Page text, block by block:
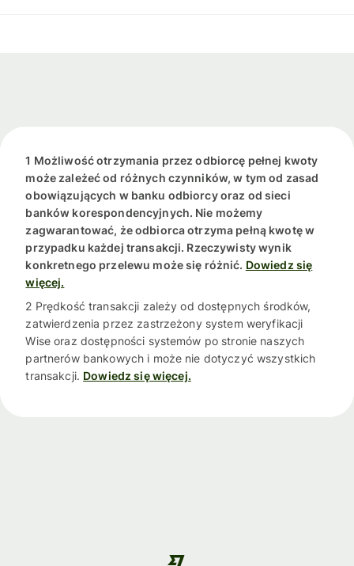
1 Możliwość otrzymania przez odbiorcę pełnej kwoty
może zależeć od różnych czynników, w tym od zasad
obowiązujących w banku odbiorcy oraz od sieci
banków korespondencyjnych. Nie możemy
zagwarantować, że odbiorca otrzyma pełną kwotę w
przypadku każdej transakcji. Rzeczywisty wynik
konkretnego przelewu może się różnić. Dowiedz się
więcej.
2 Prędkość transakcji zależy od dostępnych środków,
zatwierdzenia przez zastrzeżony system weryfikacji
Wise oraz dostępności systemów po stronie naszych
partnerów bankowych i może nie dotyczyć wszystkich
transakcji. Dowiedz się więcej.